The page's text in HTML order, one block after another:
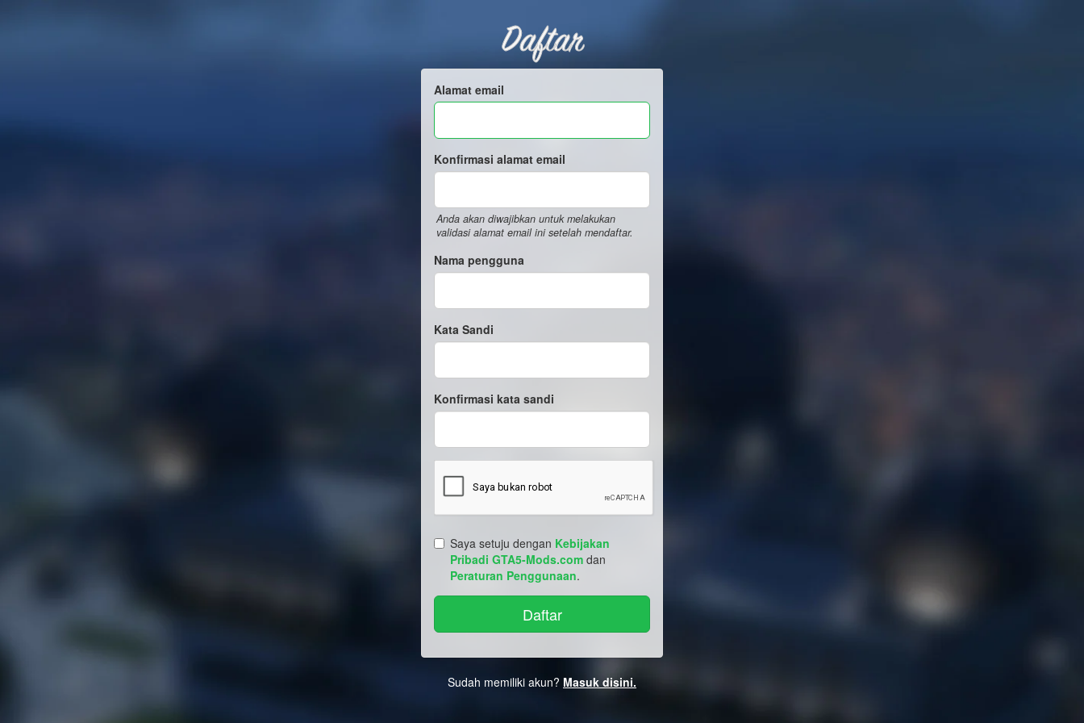
Daftar
Alamat email
Konfirmasi alamat email
Anda akan diwajibkan untuk melakukan
validasi alamat email ini setelah mendaftar.
Nama pengguna
Kata Sandi
Konfirmasi kata sandi
Saya setuju dengan Kebijakan
Pribadi GTA5-Mods.com dan
Peraturan Penggunaan.
Sudah memiliki akun? Masuk disini.